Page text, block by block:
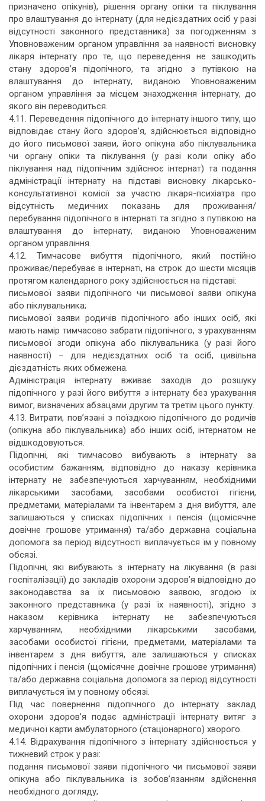
призначено опікунів), рішення органу опіки та піклування
про влаштування до інтернату (для недієздатних осіб у разі
відсутності законного представника) за погодженням з
Уповноваженим органом управління за наявності висновку
лікаря інтернату про те, що переведення не зашкодить
стану здоров’я підопічного, та згідно з путівкою на
влаштування до інтернату, виданою Уповноваженим
органом управління за місцем знаходження інтернату, до
якого він переводиться.
4.11. Переведення підопічного до інтернату іншого типу, що
відповідає стану його здоров’я, здійснюється відповідно
до його письмової заяви, його опікуна або піклувальника
чи органу опіки та піклування (у разі коли опіку або
піклування над підопічним здійснює інтернат) та подання
адміністрації інтернату на підставі висновку лікарсько-
консультативної комісії за участю лікаря-психіатра про
відсутність медичних показань для проживання/
перебування підопічного в інтернаті та згідно з путівкою на
влаштування до інтернату, виданою Уповноваженим
органом управління.
4.12. Тимчасове вибуття підопічного, який постійно
проживає/перебуває в інтернаті, на строк до шести місяців
протягом календарного року здійснюється на підставі:
письмової заяви підопічного чи письмової заяви опікуна
або піклувальника;
письмової заяви родичів підопічного або інших осіб, які
мають намір тимчасово забрати підопічного, з урахуванням
письмової згоди опікуна або піклувальника (у разі його
наявності) – для недієздатних осіб та осіб, цивільна
дієздатність яких обмежена.
Адміністрація інтернату вживає заходів до розшуку
підопічного у разі його вибуття з інтернату без урахування
вимог, визначених абзацами другим та третім цього пункту.
4.13. Витрати, пов’язані з поїздкою підопічного до родичів
(опікуна або піклувальника) або інших осіб, інтернатом не
відшкодовуються.
Підопічні, які тимчасово вибувають з інтернату за
особистим бажанням, відповідно до наказу керівника
інтернату не забезпечуються харчуванням, необхідними
лікарськими засобами, засобами особистої гігієни,
предметами, матеріалами та інвентарем з дня вибуття, але
залишаються у списках підопічних і пенсія (щомісячне
довічне грошове утримання) та/або державна соціальна
допомога за період відсутності виплачується їм у повному
обсязі.
Підопічні, які вибувають з інтернату на лікування (в разі
госпіталізації) до закладів охорони здоров’я відповідно до
законодавства за їх письмовою заявою, згодою їх
законного представника (у разі їх наявності), згідно з
наказом керівника інтернату не забезпечуються
харчуванням, необхідними лікарськими засобами,
засобами особистої гігієни, предметами, матеріалами та
інвентарем з дня вибуття, але залишаються у списках
підопічних і пенсія (щомісячне довічне грошове утримання)
та/або державна соціальна допомога за період відсутності
виплачується їм у повному обсязі.
Під час повернення підопічного до інтернату заклад
охорони здоров’я подає адміністрації інтернату витяг з
медичної карти амбулаторного (стаціонарного) хворого.
4.14. Відрахування підопічного з інтернату здійснюється у
тижневий строк у разі:
подання письмової заяви підопічного чи письмової заяви
опікуна або піклувальника із зобов’язанням здійснення
необхідного догляду;